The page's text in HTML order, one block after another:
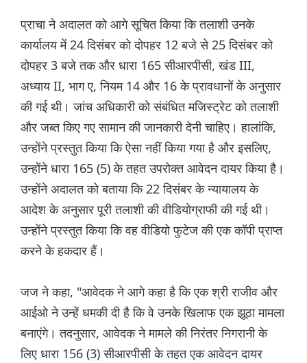
प्राचा ने अदालत को आगे सूचित किया कि तलाशी उनके
कार्यालय में 24 दिसंबर को दोपहर 12 बजे से 25 दिसंबर को
दोपहर 3 बजे तक और धारा 165 सीआरपीसी, खंड III,
अध्याय II, भाग ए, नियम 14 और 16 के प्रावधानों के अनुसार
की गई थी। जांच अधिकारी को संबंधित मजिस्ट्रेट को तलाशी
और जब्त किए गए सामान की जानकारी देनी चाहिए। हालांकि,
उन्होंने प्रस्तुत किया कि ऐसा नहीं किया गया है और इसलिए,
उन्होंने धारा 165 (5) के तहत उपरोक्त आवेदन दायर किया है।
उन्होंने अदालत को बताया कि 22 दिसंबर के न्यायालय के
आदेश के अनुसार पूरी तलाशी की वीडियोग्राफी की गई थी।
उन्होंने प्रस्तुत किया कि वह वीडियो फुटेज की एक कॉपी प्राप्त
करने के हकदार हैं।
जज ने कहा, "आवेदक ने आगे कहा है कि एक श्री राजीव और
आईओ ने उन्हें धमकी दी है कि वे उनके खिलाफ एक झूठा मामला
बनाएंगे। तदनुसार, आवेदक ने मामले की निरंतर निगरानी के
लिए धारा 156 (3) सीआरपीसी के तहत एक आवेदन दायर